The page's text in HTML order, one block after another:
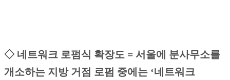
◇ 네트워크 로펌식 확장도 = 서울에 분사무소를
개소하는 지방 거점 로펌 중에는 ‘네트워크